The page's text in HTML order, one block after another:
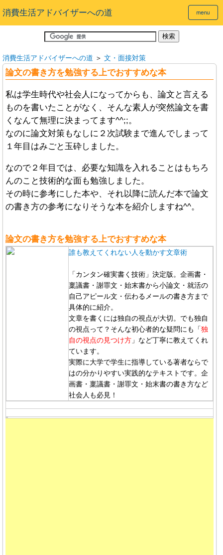
消費生活アドバイザーへの道
消費生活アドバイザーへの道 ＞ 文・面接対策
論文の書き方を勉強する上でおすすめな本
私は学生時代や社会人になってからも、論文と言える
ものを書いたことがなく、そんな素人が突然論文を書
くなんて無理に決まってます^^;;。
なのに論文対策もなしに２次試験まで進んでしまって
１年目はみごと玉砕しました。
なので２年目では、必要な知識を入れることはもちろ
んのこと技術的な面も勉強しました。
その時に参考にした本や、それ以降に読んだ本で論文
の書き方の参考になりそうな本を紹介しますね^^。
論文の書き方を勉強する上でおすすめな本
誰も教えてくれない人を動かす文章術
「カンタン確実書く技術」決定版。企画書・
稟議書・謝罪文・始末書から小論文・就活の
自己アピール文・伝わるメールの書き方まで
具体的に紹介。
文章を書くには独自の視点が大切。でも独自
の視点って？そんな初心者的な疑問にも「独
自の視点の見つけ方 」など丁寧に教えてくれ
ています。
実際に大学で学生に指導している著者ならで
はの分かりやすい実践的なテキストです。企
画書・稟議書・謝罪文・始末書の書き方など
社会人も必見！